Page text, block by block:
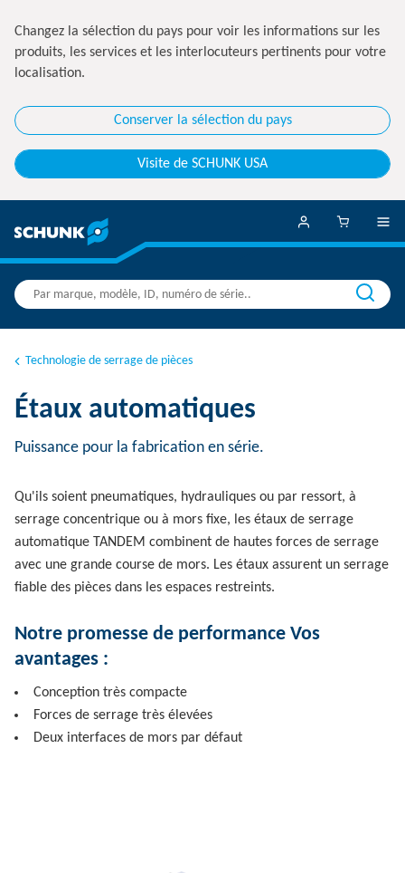
Changez la sélection du pays pour voir les informations sur les
produits, les services et les interlocuteurs pertinents pour votre
localisation.
Conserver la sélection du pays
Visite de SCHUNK USA
Technologie de serrage de pièces
Étaux automatiques
Puissance pour la fabrication en série.
Qu'ils soient pneumatiques, hydrauliques ou par ressort, à
serrage concentrique ou à mors fixe, les étaux de serrage
automatique TANDEM combinent de hautes forces de serrage
avec une grande course de mors. Les étaux assurent un serrage
fiable des pièces dans les espaces restreints.
Notre promesse de performance Vos
avantages :
Conception très compacte
Forces de serrage très élevées
Deux interfaces de mors par défaut